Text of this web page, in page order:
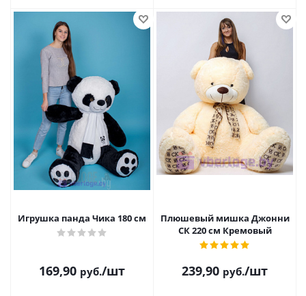
Игрушка панда Чика 180 см
169,90 руб./шт
Плюшевый мишка Джонни
СК 220 см Кремовый
239,90 руб./шт